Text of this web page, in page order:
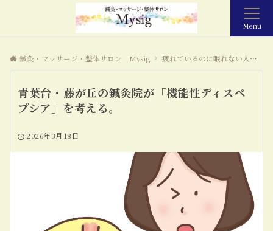
Menu
鍼灸・マッサージ・整体サロン Mysig 疲れているのに眠れない人に起こっていること
青葉台・藤が丘の鍼灸院が「機能性ディスペ
プシア」を考える。
2026年3月18日